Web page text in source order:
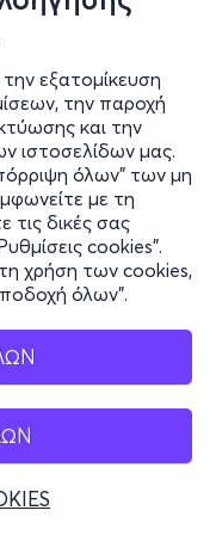
εξατομίκευση
την παροχή
και την
ιστοσελίδων μας.
όλων" των μη
με τη
τις δικές σας
cookies".
χρήση των cookies,
όλων".